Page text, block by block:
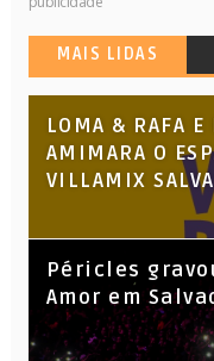
MAIS LIDAS
LOMA & RAFA E
AMIMARA O
VILLAMIX
Péricles
Amor em